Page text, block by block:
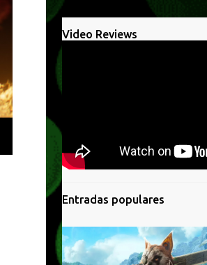
Video Reviews
Entradas populares